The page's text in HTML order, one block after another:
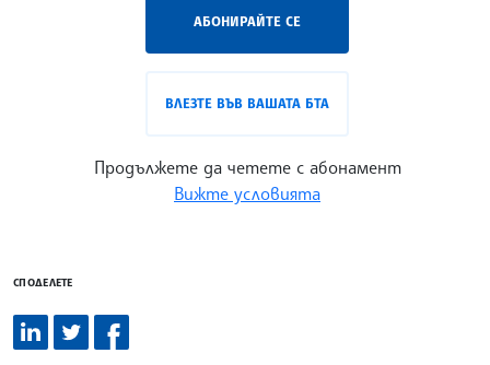
АБОНИРАЙТЕ СЕ
ВЛЕЗТЕ ВЪВ ВАШАТА БТА
Продължете да четете с абонамент
Вижте условията
СПОДЕЛЕТЕ